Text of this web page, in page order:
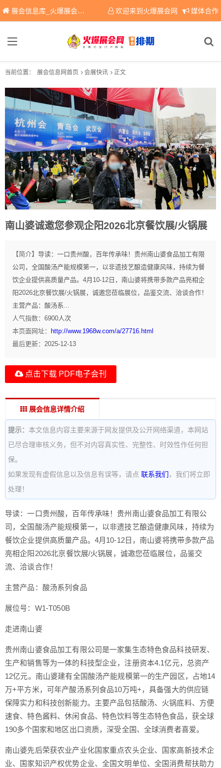
展会信息库_火爆展会网免费展会信息查询平台，提供专业会展服务！ 欢迎来到火爆展会网 媒体合作
当前位置： 展会信息网首页 会展快讯 正文
南山婆诚邀您参观企阳2026北京餐饮展/火锅展
【简介】 导读：一口贵州酸，百年传承味！贵州南山婆食品加工有限
公司，全国酸汤产能规模第一，以非遗技艺酿造健康风味，持续为餐
饮企业提供高质量产品。4月10-12日，南山婆将携带多款产品亮相企
阳2026北京餐饮展/火锅展，诚邀您莅临展位，品鉴交流、洽谈合作！
主营产品：酸汤系...
人气指数： 6900人次
本页面网址：
http://www.1968w.com/a/27716.html
最后更新： 2025-12-13
点击下载 PDF电子会刊
展会信息详情介绍
提示： 本文信息内容主要来源于网友提供及公开网络渠道，本网站
已尽合理审核义务，但不对内容真实性、完整性、时效性作任何担
保。
如果发现有虚假信息以及信息有误等，请点 联系我们 ，我们将立即
处理！
导读：一口贵州酸，百年传承味！贵州南山婆食品加工有限公
司，全国酸汤产能规模第一，以非遗技艺酿造健康风味，持续为
餐饮企业提供高质量产品。4月10-12日，南山婆将携带多款产品
亮相企阳2026北京餐饮展/火锅展，诚邀您莅临展位，品鉴交
流、洽谈合作！
主营产品：酸汤系列食品
展位号：W1-T050B
走进南山婆
贵州南山婆食品加工有限公司是一家集生态特色食品科技研发、
生产和销售等为一体的科技型企业，注册资本4.1亿元，总资产
12亿元。南山婆建有全国酸汤产能规模第一的生产园区，占地14
万+平方米，可年产酸汤系列食品10万吨+，具备强大的供应链
保障实力和科技创新能力。主要产品包括酸汤、火锅底料、方便
速食、特色酱料、休闲食品、特色饮料等生态特色食品，获全球
190多个国家和地区出口资质，深受全国、全球消费者喜爱。
南山婆先后荣获农业产业化国家重点农头企业、国家高新技术企
业、国家知识产权优势企业、全国文明单位、全国消费帮扶助力